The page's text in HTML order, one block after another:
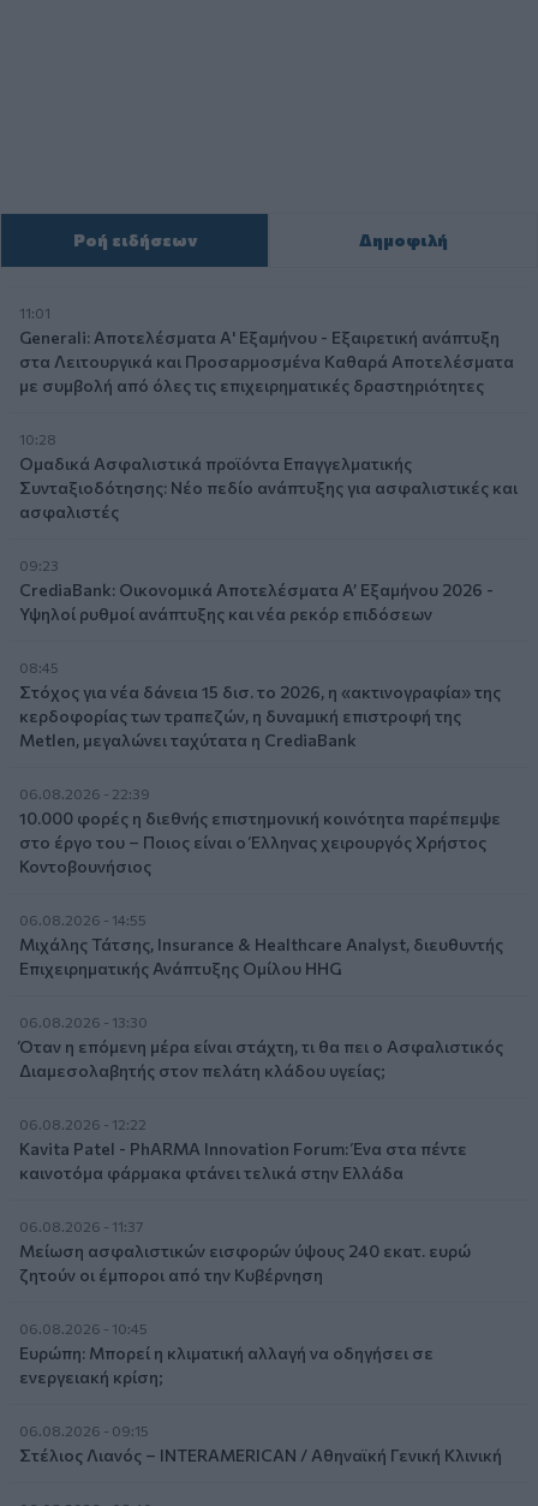
Ροή ειδήσεων Δημοφιλή
11:01
Generali: Αποτελέσματα Α' Εξαμήνου - Εξαιρετική ανάπτυξη
στα Λειτουργικά και Προσαρμοσμένα Καθαρά Αποτελέσματα
με συμβολή από όλες τις επιχειρηματικές δραστηριότητες
10:28
Ομαδικά Ασφαλιστικά προϊόντα Επαγγελματικής
Συνταξιοδότησης: Νέο πεδίο ανάπτυξης για ασφαλιστικές και
ασφαλιστές
09:23
CrediaBank: Οικονομικά Αποτελέσματα A’ Εξαμήνου 2026 -
Υψηλοί ρυθμοί ανάπτυξης και νέα ρεκόρ επιδόσεων
08:45
Στόχος για νέα δάνεια 15 δισ. το 2026, η «ακτινογραφία» της
κερδοφορίας των τραπεζών, η δυναμική επιστροφή της
Metlen, μεγαλώνει ταχύτατα η CrediaBank
06.08.2026 - 22:39
10.000 φορές η διεθνής επιστημονική κοινότητα παρέπεμψε
στο έργο του – Ποιος είναι ο Έλληνας χειρουργός Χρήστος
Κοντοβουνήσιος
06.08.2026 - 14:55
Μιχάλης Τάτσης, Insurance & Healthcare Analyst, διευθυντής
Επιχειρηματικής Ανάπτυξης Ομίλου HHG
06.08.2026 - 13:30
Όταν η επόμενη μέρα είναι στάχτη, τι θα πει ο Ασφαλιστικός
Διαμεσολαβητής στον πελάτη κλάδου υγείας;
06.08.2026 - 12:22
Kavita Patel - PhARMA Innovation Forum: Ένα στα πέντε
καινοτόμα φάρμακα φτάνει τελικά στην Ελλάδα
06.08.2026 - 11:37
Μείωση ασφαλιστικών εισφορών ύψους 240 εκατ. ευρώ
ζητούν οι έμποροι από την Κυβέρνηση
06.08.2026 - 10:45
Ευρώπη: Μπορεί η κλιματική αλλαγή να οδηγήσει σε
ενεργειακή κρίση;
06.08.2026 - 09:15
Στέλιος Λιανός – INTERAMERICAN / Αθηναϊκή Γενική Κλινική